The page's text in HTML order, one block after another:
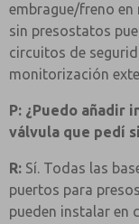
embrague/freno en
sin presostatos
circuitos de
monitorización
P: ¿Puedo añadir
válvula que pedí
R: Sí. Todas las
puertos para
pueden instalar en